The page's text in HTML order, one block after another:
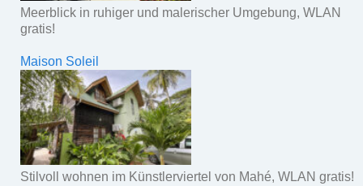
Meerblick in ruhiger und malerischer Umgebung, WLAN
gratis!
Maison Soleil
Stilvoll wohnen im Künstlerviertel von Mahé, WLAN gratis!